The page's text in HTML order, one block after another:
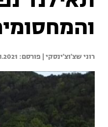
רוני שצ'וצ'ינסקי |